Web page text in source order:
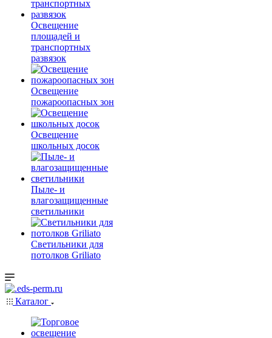
Освещение
площадей и
транспортных
развязок
Освещение
пожароопасных зон
Освещение
школьных досок
Пыле- и
влагозащищенные
светильники
Светильники для
потолков Griliato
Каталог